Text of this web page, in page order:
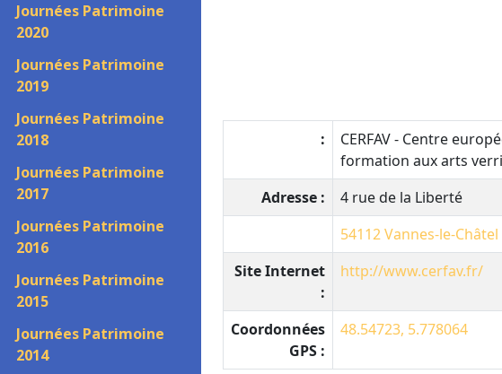
Journées Patrimoine
2020
Journées Patrimoine
2019
Journées Patrimoine
2018
Journées Patrimoine
2017
Journées Patrimoine
2016
Journées Patrimoine
2015
Journées Patrimoine
2014
:
CERFAV - Centre
formation aux arts
Adresse :
4 rue de la Liberté
54112Vannes-le-Châtel
Site Internet
:
http://www.cerfav.fr/
Coordonnées
GPS :
48.54723, 5.778064